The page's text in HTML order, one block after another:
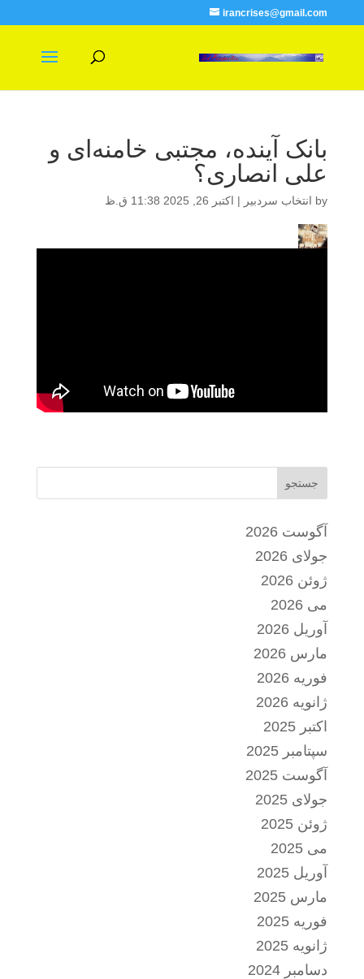
irancrises@gmail.com
بانک آینده، مجتبی خامنه‌ای و
علی انصاری؟
by انتخاب سردبیر | اکتبر 26, 2025 11:38 ق.ظ
جستجو
آگوست 2026
جولای 2026
ژوئن 2026
می 2026
آوریل 2026
مارس 2026
فوریه 2026
ژانویه 2026
اکتبر 2025
سپتامبر 2025
آگوست 2025
جولای 2025
ژوئن 2025
می 2025
آوریل 2025
مارس 2025
فوریه 2025
ژانویه 2025
دسامبر 2024